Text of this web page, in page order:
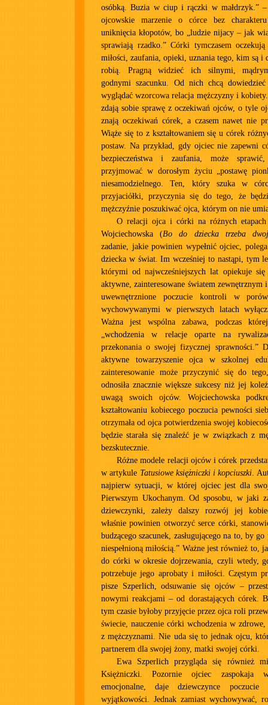
osóbką. Buzia w ciup i rączki w małdrzyk.”
ojcowskie marzenie o córce bez charakteru
uniknięcia kłopotów, bo „ludzie nijacy – jak
sprawiają rzadko.” Córki tymczasem
miłości, zaufania, opieki, uznania tego, kim są i
robią. Pragną widzieć ich silnymi,
godnymi szacunku. Od nich chcą
wyglądać wzorcowa relacja mężczyzny i
zdają sobie sprawę z oczekiwań ojców, o tyle
znają oczekiwań córek, a czasem nawet nie
Wiąże się to z kształtowaniem się u córek
postaw. Na przykład, gdy ojciec nie zapewni
bezpieczeństwa i zaufania, może
przyjmować w dorosłym życiu „postawę
niesamodzielnego. Ten, który szuka w
przyjaciółki, przyczynia się do tego, że
mężczyźnie poszukiwać ojca, którym on nie
O relacji ojca i córki na różnych
Wojciechowska (Bo do dziecka trzeba
zadanie, jakie powinien wypełnić ojciec,
dziecka w świat. Im wcześniej to nastąpi, tym
którymi od najwcześniejszych lat opiekuje
aktywne, zainteresowane światem zewnętrznym
uwewnętrznione poczucie kontroli w
wychowywanymi w pierwszych latach
Ważna jest wspólna zabawa, podczas
„wchodzenia w relacje oparte na
przekonania o swojej fizycznej sprawności.”
aktywne towarzyszenie ojca w szkolnej
zainteresowanie może przyczynić się do
odnosiła znacznie większe sukcesy niż jej
uwagą swoich ojców. Wojciechowska
kształtowaniu kobiecego poczucia pewności
otrzymała od ojca potwierdzenia swojej
będzie starała się znaleźć je w związkach z
bezskutecznie.
Różne modele relacji ojców i córek
w artykule Tatusiowe księżniczki i kopciuszki.
najpierw sytuacji, w której ojciec jest dla
Pierwszym Ukochanym. Od sposobu, w jaki
dziewczynki, zależy dalszy rozwój jej
właśnie powinien otworzyć serce córki,
budzącego szacunek, zasługującego na to, by
niespełnioną miłością.” Ważne jest również to,
do córki w okresie dojrzewania, czyli wtedy,
potrzebuje jego aprobaty i miłości. Częstym
pisze Szperlich, odsuwanie się ojców –
nowymi reakcjami – od dorastających córek.
tym czasie byłoby przyjęcie przez ojca roli
świecie, nauczenie córki wchodzenia w
z mężczyznami. Nie uda się to jednak ojcu,
partnerem dla swojej żony, matki swojej córki.
Ewa Szperlich przygląda się również
Księżniczki. Pozornie ojciec zaspokaja
emocjonalne, daje dziewczynce poczucie
wyjątkowości. Jednak zamiast wychowywać,